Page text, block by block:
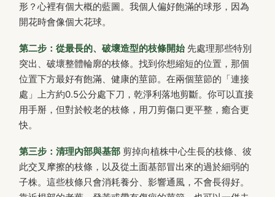
形？心裡有個大概的藍圖。我個人偏好飽滿的球形，因為
開花時會像個大花球。
第二步：從最長的、破壞造型的枝條開始 先處理那些特別
突出、破壞整體輪廓的枝條。找到你想縮短的位置，那個
位置下方最好有飽滿、健康的莖節。在兩個莖節的「連接
處」上方約0.5公分處下刀，乾淨利落地剪斷。你可以直接
用手掰，但對於較老的枝條，用刀剪傷口更平整，癒合更
快。
第三步：清理內部與基部 剪掉向植株中心生長的枝條、彼
此交叉摩擦的枝條，以及從土面基部冒出來的過於細弱的
子株。這些枝條只會消耗養分、影響通風，不會長得好。